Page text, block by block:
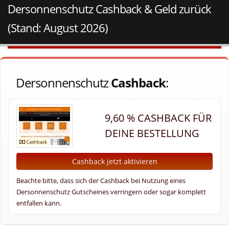
0
Votes
Dersonnenschutz Cashback & Geld zurück
(Stand: August 2026)
DersonnenschutzCashback:
9,60 % CASHBACK FÜR
DEINE BESTELLUNG
Cashback jetzt aktivieren
Beachte bitte, dass sich der Cashback bei Nutzung eines
Dersonnenschutz Gutscheines verringern oder sogar komplett
entfallen kann.